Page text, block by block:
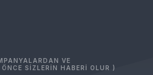
VE
SİZLERİN HABERİ OLUR )